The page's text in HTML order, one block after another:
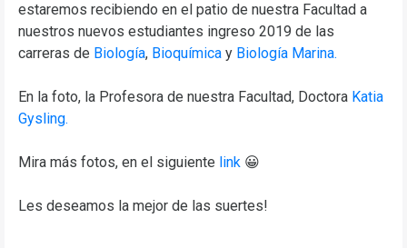
estaremos recibiendo en el patio de nuestra Facultad a
nuestros nuevos estudiantes ingreso 2019 de las
carreras de Biología, Bioquímica y Biología Marina.
En la foto, la Profesora de nuestra Facultad, Doctora Katia
Gysling.
Mira más fotos, en el siguiente link 😀
Les deseamos la mejor de las suertes!